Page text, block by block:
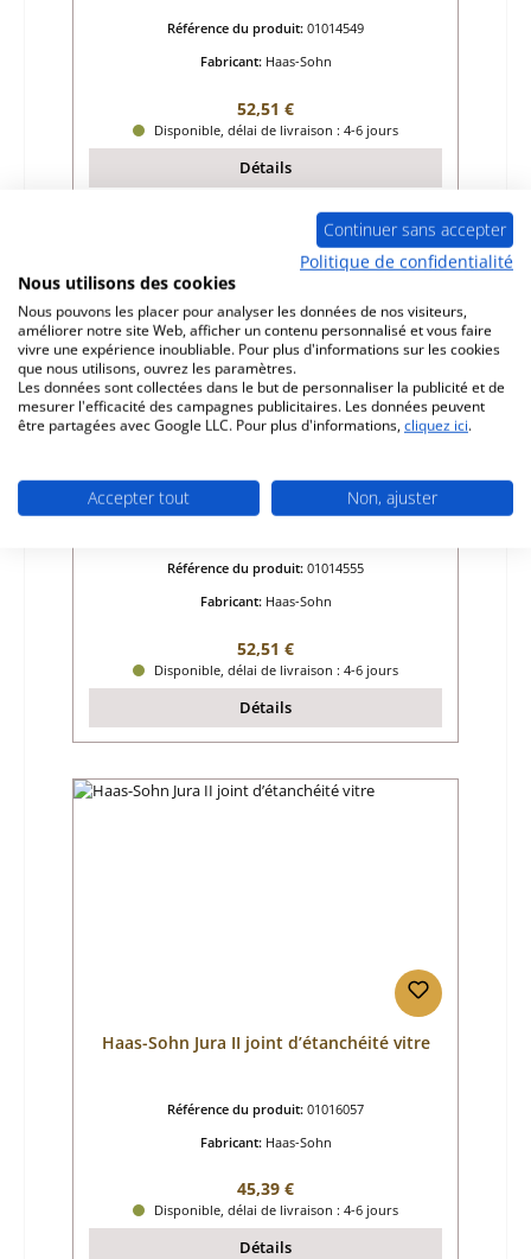
Référence du produit: 01014549
Fabricant: Haas-Sohn
Prix régulier :
52,51 €
Disponible, délai de livraison : 4-6 jours
Détails
Haas-Sohn Jura pierre avant gauche
Référence du produit: 01014555
Fabricant: Haas-Sohn
Prix régulier :
52,51 €
Disponible, délai de livraison : 4-6 jours
Détails
Haas-Sohn Jura II joint d’étanchéité vitre
Référence du produit: 01016057
Fabricant: Haas-Sohn
Prix régulier :
45,39 €
Disponible, délai de livraison : 4-6 jours
Détails
Continuer sans accepter
Politique de confidentialité
Nous utilisons des cookies
Nous pouvons les placer pour analyser les données de nos visiteurs,
améliorer notre site Web, afficher un contenu personnalisé et vous faire
vivre une expérience inoubliable. Pour plus d'informations sur les cookies
que nous utilisons, ouvrez les paramètres.
Les données sont collectées dans le but de personnaliser la publicité et de
mesurer l'efficacité des campagnes publicitaires. Les données peuvent
être partagées avec Google LLC. Pour plus d'informations, cliquez ici.
Accepter tout Non, ajuster